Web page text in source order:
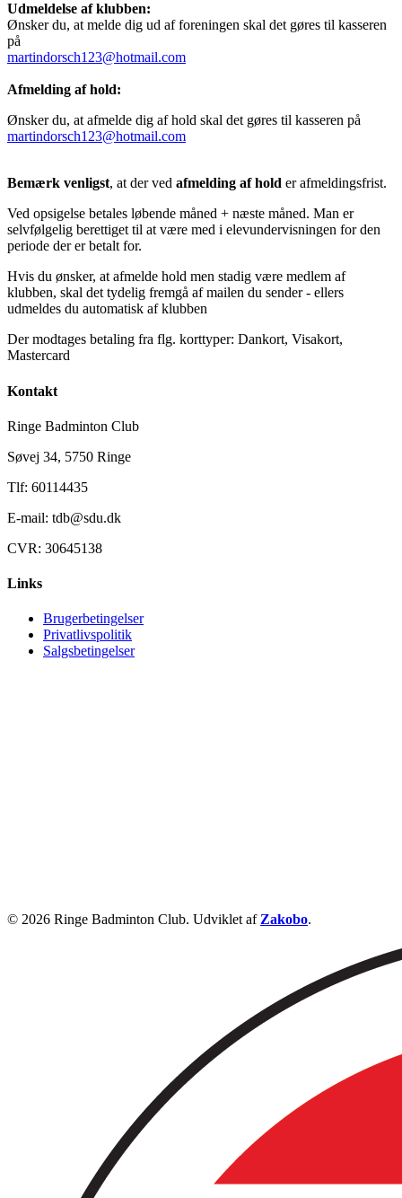
Udmeldelse af klubben:
Ønsker du, at melde dig ud af foreningen skal det gøres til kasseren
på
martindorsch123@hotmail.com
Afmelding af hold:
Ønsker du, at afmelde dig af hold skal det gøres til kasseren på
martindorsch123@hotmail.com
Bemærk venligst, at der ved afmelding af hold er afmeldingsfrist.
Ved opsigelse betales løbende måned + næste måned. Man er
selvfølgelig berettiget til at være med i elevundervisningen for den
periode der er betalt for.
Hvis du ønsker, at afmelde hold men stadig være medlem af
klubben, skal det tydelig fremgå af mailen du sender - ellers
udmeldes du automatisk af klubben
Der modtages betaling fra flg. korttyper: Dankort, Visakort,
Mastercard
Kontakt
Ringe Badminton Club
Søvej 34, 5750 Ringe
Tlf: 60114435
E-mail: tdb@sdu.dk
CVR: 30645138
Links
Brugerbetingelser
Privatlivspolitik
Salgsbetingelser
© 2026 Ringe Badminton Club. Udviklet afZakobo.